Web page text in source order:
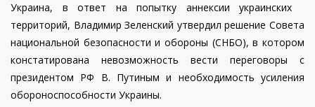
Украина, в ответ на попытку аннексии украинских
территорий, Владимир Зеленский утвердил решение Совета
национальной безопасности и обороны (СНБО), в котором
констатирована невозможность вести переговоры с
президентом РФ В. Путиным и необходимость усиления
обороноспособности Украины.